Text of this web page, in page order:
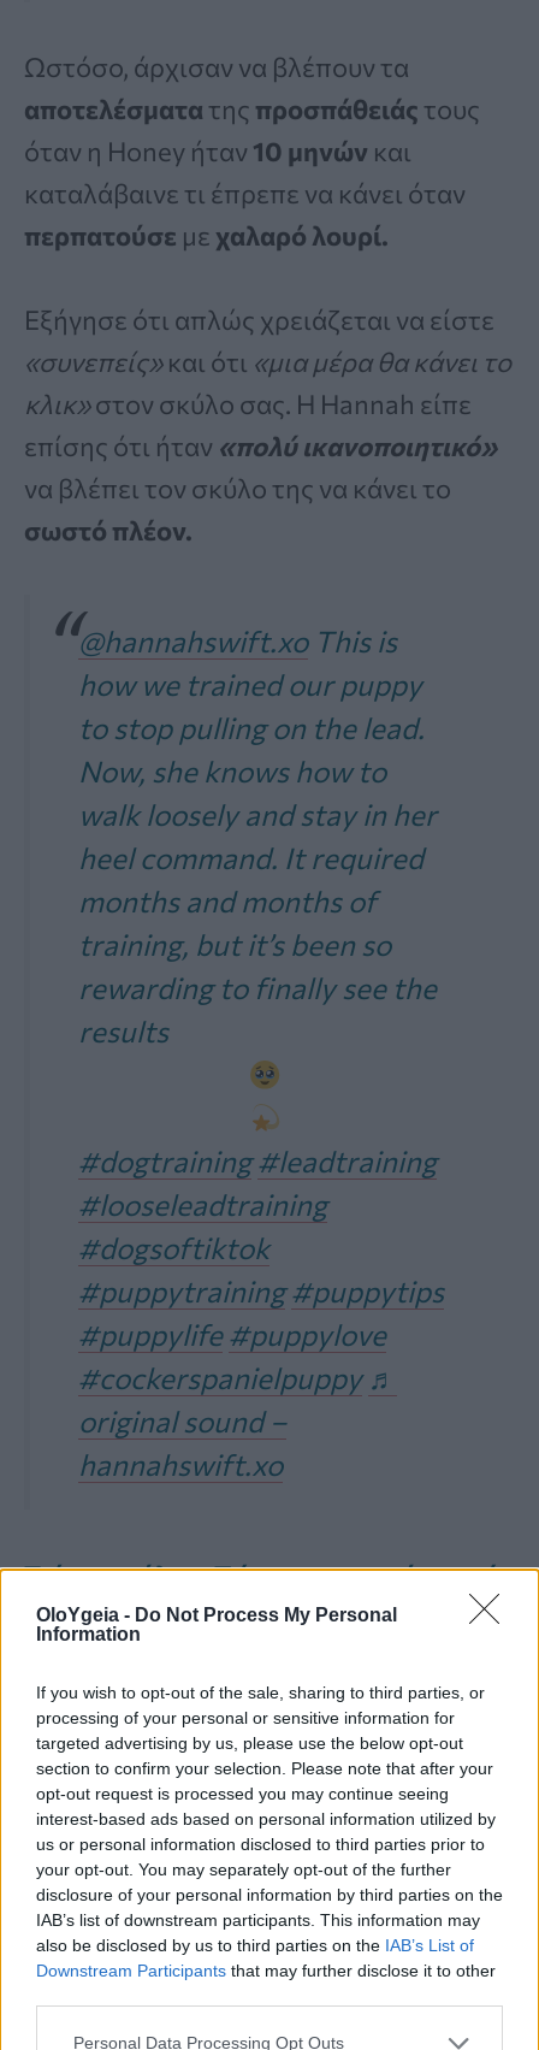
OloYgeia - Do Not Process My Personal
Information
If you wish to opt-out of the sale, sharing to third parties, or
processing of your personal or sensitive information for
targeted advertising by us, please use the below opt-out
section to confirm your selection. Please note that after your
opt-out request is processed you may continue seeing
interest-based ads based on personal information utilized by
us or personal information disclosed to third parties prior to
your opt-out. You may separately opt-out of the further
disclosure of your personal information by third parties on the
IAB’s list of downstream participants. This information may
also be disclosed by us to third parties on the IAB’s List of
Downstream Participants that may further disclose it to other
Personal Data Processing Opt Outs
Ωστόσο, άρχισαν να βλέπουν τα
αποτελέσματα της προσπάθειάς τους
όταν η Honey ήταν 10 μηνών και
καταλάβαινε τι έπρεπε να κάνει όταν
περπατούσε με χαλαρό λουρί.
Εξήγησε ότι απλώς χρειάζεται να είστε
«συνεπείς»και ότι «μια μέρα θα κάνει το
κλικ»στον σκύλο σας. Η Hannah είπε
επίσης ότι ήταν «πολύ ικανοποιητικό»
να βλέπει τον σκύλο της να κάνει το
σωστό πλέον.
@hannahswift.xoThis is
how we trained our puppy
to stop pulling on the lead.
Now, she knows how to
walk loosely and stay in her
heel command. It required
months and months of
training, but it’s been so
rewarding to finally see the
results
#dogtraining #leadtraining
#looseleadtraining
#dogsoftiktok
#puppytraining #puppytips
#puppylife #puppylove
#cockerspanielpuppy ♬
original sound –
hannahswift.xo
Τρίχες σκύλου: Πώς τις αφαιρούμε από
τα ρούχα με γρήγορο τρόπο
Γιατί είναι τόσο σημαντικό το
περπάτημα με χαλαρό λουρί;
Η εκπαίδευση του σκύλου σας να
περπατάειμελουρίή τοπερπάτημαμε
χαλαρό λουρίείναι μιακαλή άσκησηγια
ναδιασφαλίσετεότι οιβόλτεςμε τον
σκύλοσας είναιασφαλείςκαι
ευχάριστες και για τους δυο σας,